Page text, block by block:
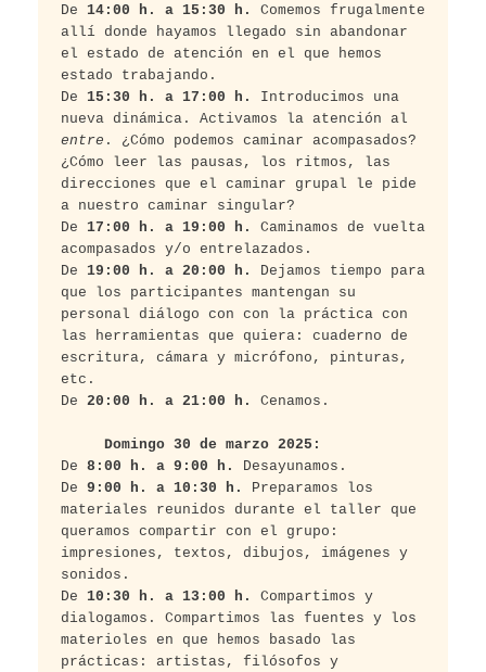
De 14:00 h. a 15:30 h.
Comemos frugalmente
allí donde hayamos llegado sin abandonar
el estado de atención en el que hemos
estado trabajando.
De 15:30 h. a 17:00 h.
Introducimos una
entre . ¿Cómo podemos caminar acompasados?
¿Cómo leer las pausas, los ritmos, las
direcciones que el caminar grupal le pide
a nuestro caminar singular?
De 17:00 h. a 19:00 h.
Caminamos de vuelta
acompasados y/o entrelazados.
De 19:00 h. a 20:00 h.
Dejamos tiempo para
que los participantes mantengan su
personal diálogo con con la práctica con
las herramientas que quiera: cuaderno de
escritura, cámara y micrófono, pinturas,
etc.
De 20:00 h. a 21:00 h. Cenamos.
Domingo 30 de marzo 2025:
De 8:00 h. a 9:00 h.
Desayunamos.
De 9:00 h. a 10:30 h.
Preparamos los
materiales reunidos durante el taller que
queramos compartir con el grupo:
impresiones, textos, dibujos, imágenes y
sonidos.
De 10:30 h. a 13:00 h.
Compartimos y
dialogamos. Compartimos las fuentes y los
materioles en que hemos basado las
prácticas: artistas, filósofos y